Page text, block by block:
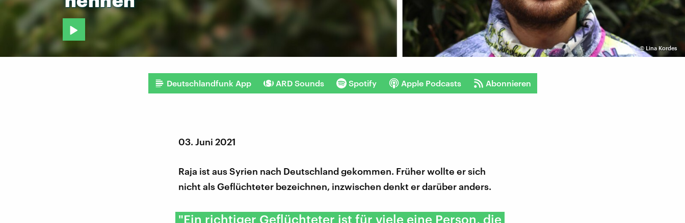
© Lina Kordes
Deutschlandfunk App ARD Sounds Spotify Apple Podcasts Abonnieren
03. Juni 2021
Raja ist aus Syrien nach Deutschland gekommen. Früher wollte er sich
nicht als Geflüchteter bezeichnen, inzwischen denkt er darüber anders.
"Ein richtiger Geflüchteter ist für viele eine Person, die